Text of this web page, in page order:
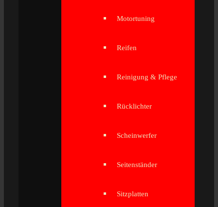
Motortuning
Reifen
Reinigung & Pflege
Rücklichter
Scheinwerfer
Seitenständer
Sitzplatten